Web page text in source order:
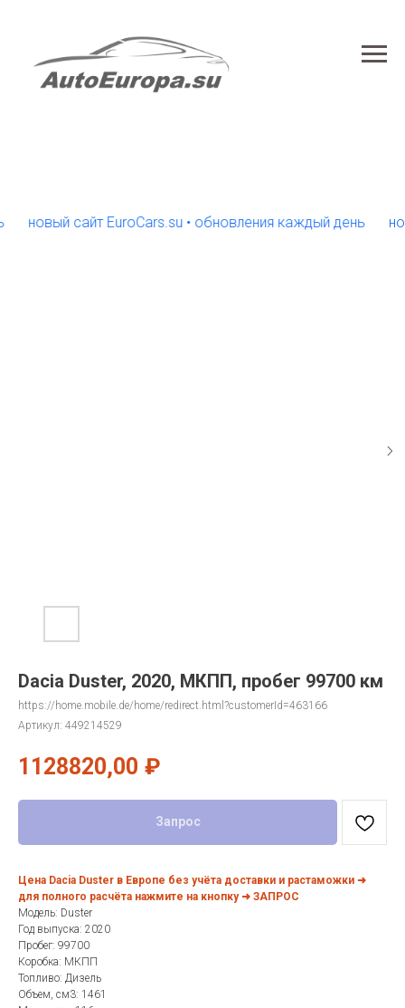
сайт EuroCars.su • обновления каждый день новый
Dacia Duster, 2020, МКПП, пробег 99700 км
https://home.mobile.de/home/redirect.html?customerId=463166
Артикул: 449214529
1128820,00 ₽
Запрос
Цена Dacia Duster в Европе без учёта доставки и растаможки ➜
для полного расчёта нажмите на кнопку ➜ ЗАПРОС
Модель: Duster
Год выпуска: 2020
Пробег: 99700
Коробка: МКПП
Топливо: Дизель
Объем, см3: 1461